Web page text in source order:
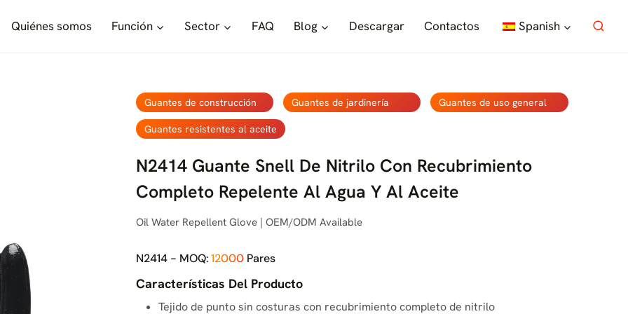
Quiénes somos Función Sector FAQ Blog Descargar Contactos Spanish
Guantes de construcción Guantes de jardinería Guantes de uso general
Guantes resistentes al aceite
N2414 Guante Snell De Nitrilo Con Recubrimiento
Completo Repelente Al Agua Y Al Aceite
Oil Water Repellent Glove | OEM/ODM Available
N2414 - MOQ:12000 Pares
Características Del Producto
Tejido de punto sin costuras con recubrimiento completo de nitrilo